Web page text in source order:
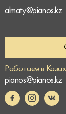
almaty@pianos.kz
Работаем в
pianos@pianos.kz